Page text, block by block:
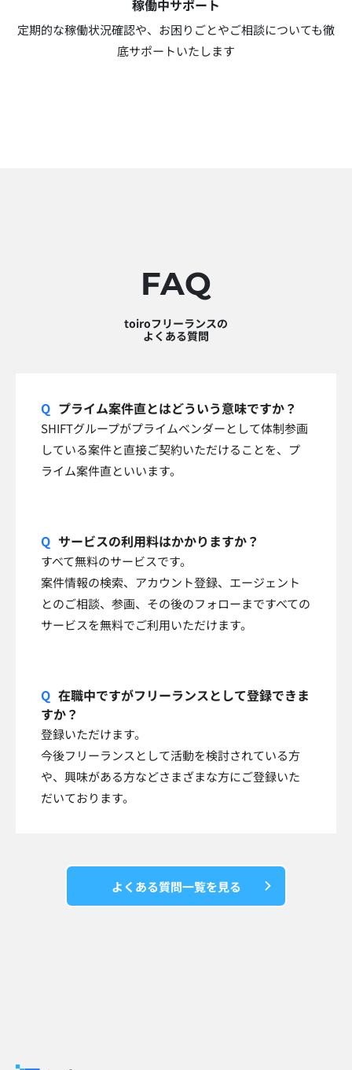
稼働中サポート​
定期的な稼働状況確認や、お困りごとやご相談についても徹
底サポートいたします​​
FAQ
toiroフリーランスの
よくある質問
プライム案件直とはどういう意味ですか？
SHIFTグループがプライムベンダーとして体制参画
している案件と直接ご契約いただけることを、プ
ライム案件直といいます。
サービスの利用料はかかりますか？
すべて無料のサービスです。
案件情報の検索、アカウント登録、エージェント
とのご相談、参画、その後のフォローまですべての
サービスを無料でご利用いただけます。
在職中ですがフリーランスとして登録できま
すか？
登録いただけます。
今後フリーランスとして活動を検討されている方
や、興味がある方などさまざまな方にご登録いた
だいております。
よくある質問一覧を見る